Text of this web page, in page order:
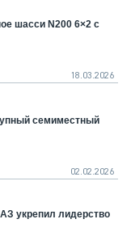
шасси N200 6×2 с
18.03.2026
семиместный
02.02.2026
укрепил лидерство